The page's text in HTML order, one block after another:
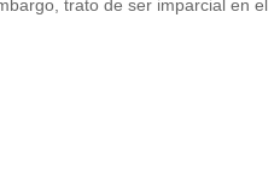
trato de ser imparcial en el